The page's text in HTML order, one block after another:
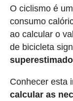
O ciclismo é
consumo
ao calcular o
de bicicleta
Conhecer esta
calcular as